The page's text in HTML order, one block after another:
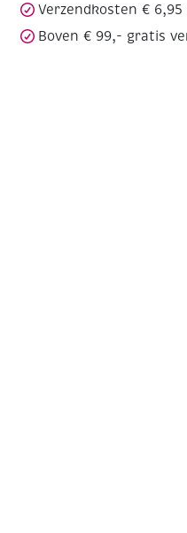
Verzendkosten € 6,95
Boven € 99,- gratis